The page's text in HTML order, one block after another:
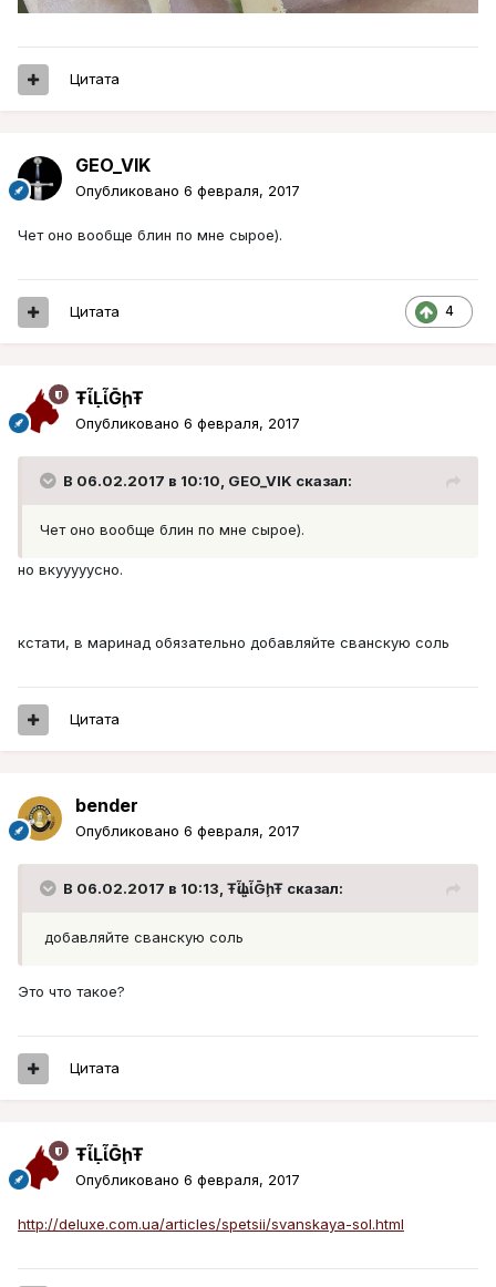
Цитата
GEO_VIK
Опубликовано 6 февраля, 2017
Чет оно вообще блин по мне сырое).
4
Цитата
ŦᾡἷḶἷḠḩŦ
Опубликовано 6 февраля, 2017
В 06.02.2017 в 10:10, GEO_VIK сказал:
Чет оно вообще блин по мне сырое).
но вкууууусно.
кстати, в маринад обязательно добавляйте сванскую соль
Цитата
bender
Опубликовано 6 февраля, 2017
В 06.02.2017 в 10:13, ŦᾡἷḶἷḠḩŦ сказал:
добавляйте сванскую соль
Это что такое?
Цитата
ŦᾡἷḶἷḠḩŦ
Опубликовано 6 февраля, 2017
http://deluxe.com.ua/articles/spetsii/svanskaya-sol.html